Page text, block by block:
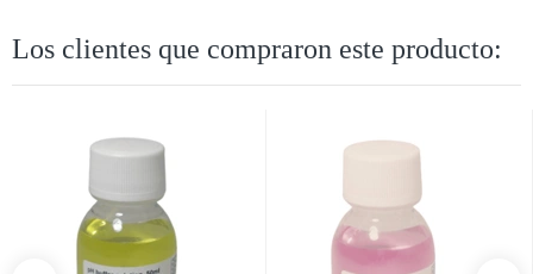
Los clientes que compraron este producto: